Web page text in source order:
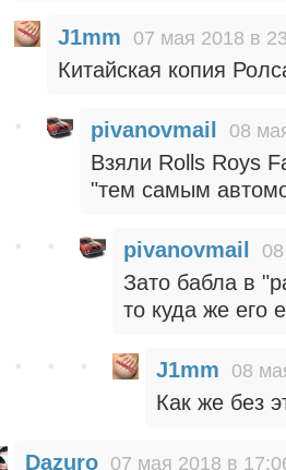
J1mm 07 мая 2018 в
Китайская копия
pivanovmail 08
Взяли Rolls Roys
"тем самым
pivanovmail
Зато бабла в
то куда же его
J1mm 08
Как же без
Dazuro 07 мая 2018 в